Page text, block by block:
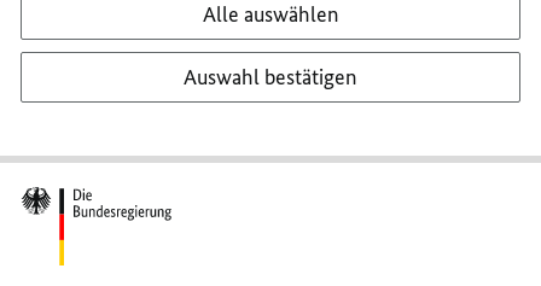
Alle auswählen
Auswahl bestätigen